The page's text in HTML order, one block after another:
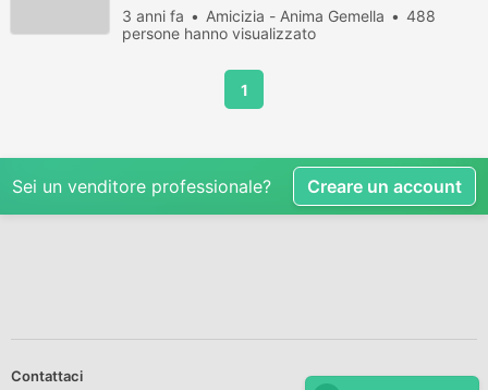
3 anni fa Amicizia - Anima Gemella
488
persone hanno visualizzato
1
Sei un venditore professionale? Creare un account
Contattaci